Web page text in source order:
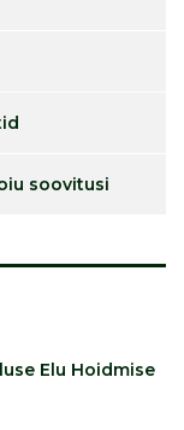
soovitusi
Elu Hoidmise